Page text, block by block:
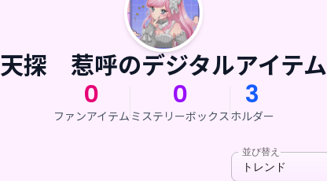
天探 惹呼のデジタルアイテム
0
ファンアイテム
0
ミステリーボックス
3
ホルダー
並び替え
トレンド